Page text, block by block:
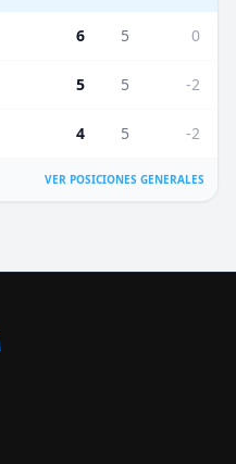
6 5 0
5 5 -2
4 5 -2
VER POSICIONES GENERALES